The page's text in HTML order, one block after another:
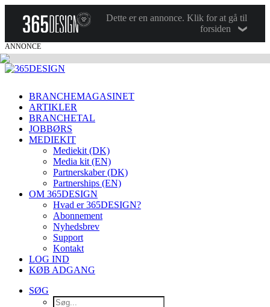
Dette er en annonce. Klik for at gå til
forsiden
ANNONCE
BRANCHEMAGASINET
ARTIKLER
BRANCHETAL
JOBBØRS
MEDIEKIT
Mediekit (DK)
Media kit (EN)
Partnerskaber (DK)
Partnerships (EN)
OM 365DESIGN
Hvad er 365DESIGN?
Abonnement
Nyhedsbrev
Support
Kontakt
LOG IND
KØB ADGANG
SØG